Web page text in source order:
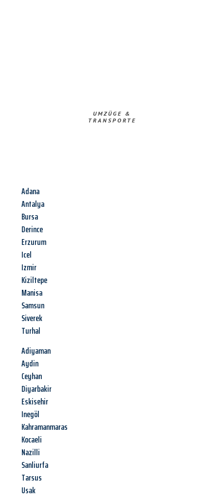
UMZÜGE &
TRANSPORTE
Adana
Antalya
Bursa
Derince
Erzurum
Icel
Izmir
Kiziltepe
Manisa
Samsun
Siverek
Turhal
Adiyaman
Aydin
Ceyhan
Diyarbakir
Eskisehir
Inegöl
Kahramanmaras
Kocaeli
Nazilli
Sanliurfa
Tarsus
Usak